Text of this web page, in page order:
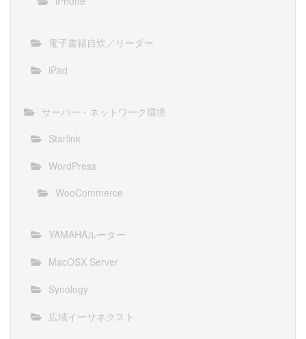
電子書籍自炊／リーダー
iPad
サーバー・ネットワーク環境
Starlink
WordPress
WooCommerce
YAMAHAルーター
MacOSX Server
Synology
広域イーサネクスト